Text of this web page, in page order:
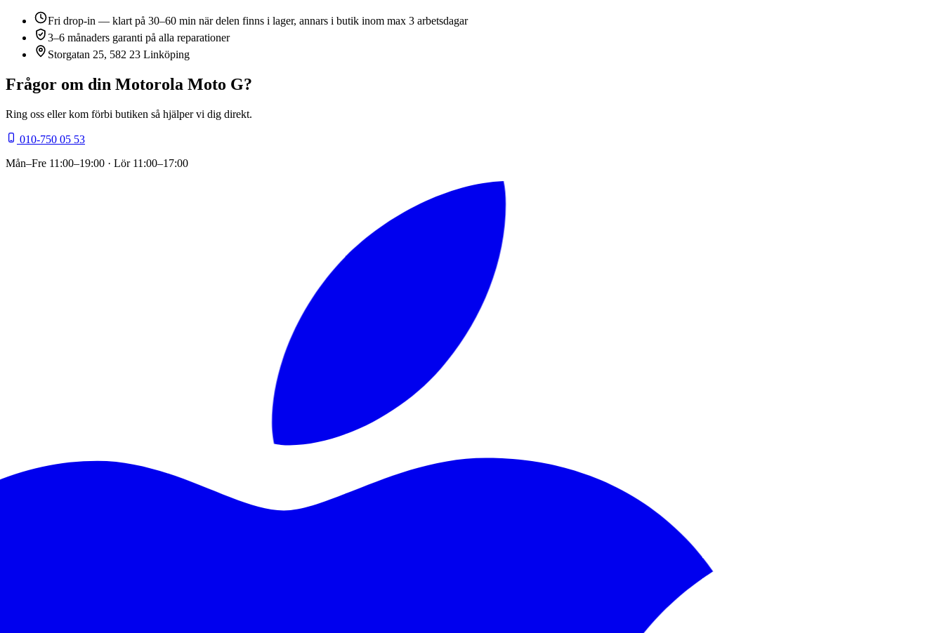
Fri drop-in — klart på 30–60 min när delen finns i lager, annars i butik inom max 3 arbetsdagar
3–6 månaders garanti på alla reparationer
Storgatan 25, 582 23 Linköping
Frågor om din Motorola Moto G?
Ring oss eller kom förbi butiken så hjälper vi dig direkt.
010-750 05 53
Mån–Fre 11:00–19:00 · Lör 11:00–17:00